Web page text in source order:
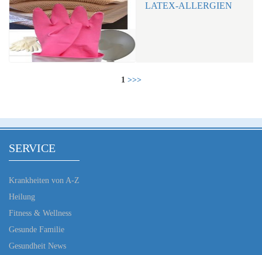
LATEX-ALLERGIEN
1 >>>
SERVICE
Krankheiten von A-Z
Heilung
Fitness & Wellness
Gesunde Familie
Gesundheit News